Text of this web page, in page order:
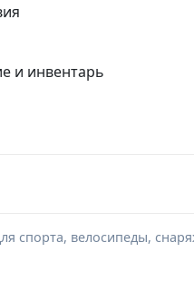
и инвентарь
спорта, велосипеды,